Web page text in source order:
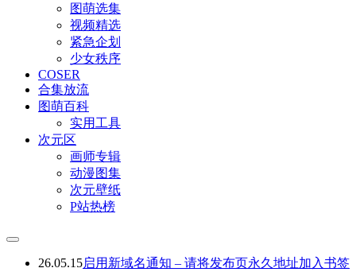
图萌选集
视频精选
紧急企划
少女秩序
COSER
合集放流
图萌百科
实用工具
次元区
画师专辑
动漫图集
次元壁纸
P站热榜
26.05.15启用新域名通知 – 请将发布页永久地址加入书签